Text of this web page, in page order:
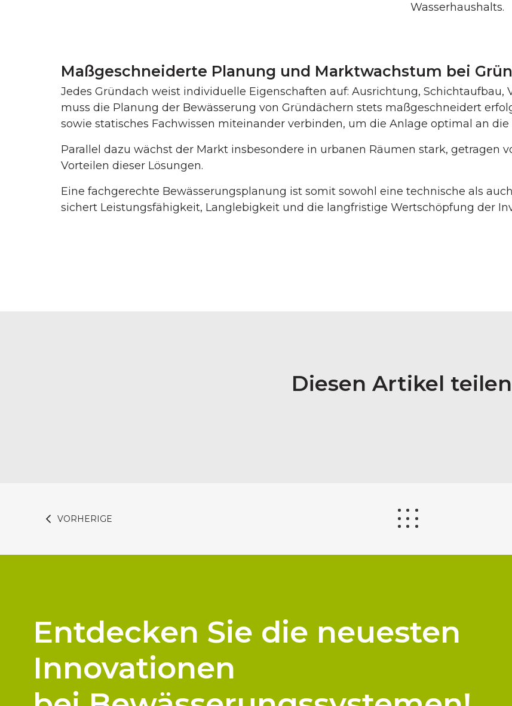
Wasserhaushalts.
Maßgeschneiderte Planung und Marktwachstum bei
Jedes Gründach weist individuelle Eigenschaften auf: Ausrichtung, Schichtaufbau,
muss die Planung der Bewässerung von Gründächern stets maßgeschneidert
sowie statisches Fachwissen miteinander verbinden, um die Anlage optimal an
Parallel dazu wächst der Markt insbesondere in urbanen Räumen stark, getragen
Vorteilen dieser Lösungen.
Eine fachgerechte Bewässerungsplanung ist somit sowohl eine technische als
sichert Leistungsfähigkeit, Langlebigkeit und die langfristige Wertschöpfung der
Diesen Artikel teilen
VORHERIGE
Entdecken Sie die neuesten
Innovationen